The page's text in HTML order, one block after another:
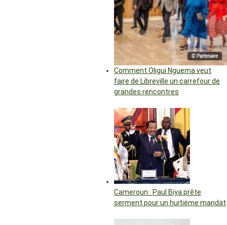
© Partenaire
Comment Oligui Nguema veut
faire de Libreville un carrefour de
grandes rencontres
Cameroun : Paul Biya prête
serment pour un huitième mandat